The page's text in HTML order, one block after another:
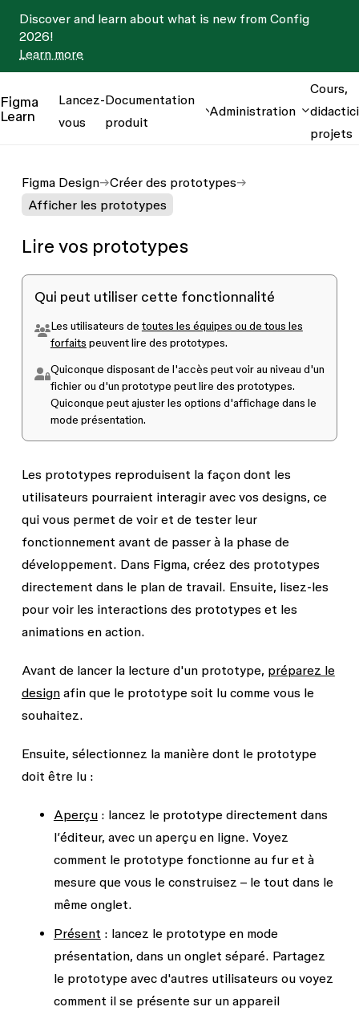
Discover and learn about what is new from Config
2026!
Learn more
Figma
Learn
Lancez-
vous
Documentation
produit
Administration
Cours,
projets
Figma Design
Créer des prototypes
Afficher les prototypes
Lire vos prototypes
Qui peut utiliser cette fonctionnalité
Les utilisateurs de toutes les équipes ou de tous les
forfaits peuvent lire des prototypes.
Quiconque disposant de l'accès peut voirau niveau d'un
fichier ou d'un prototype peut lire des prototypes.
Quiconque peut ajuster les options d'affichage dans le
mode présentation.
Les prototypes reproduisent la façon dont les
utilisateurs pourraient interagir avec vos designs, ce
qui vous permet de voir et de tester leur
fonctionnement avant de passer à la phase de
développement. Dans Figma, créez des prototypes
directement dans le plan de travail. Ensuite, lisez-les
pour voir les interactions des prototypes et les
animations en action.
Avant de lancer la lecture d'un prototype, préparez le
designafin que le prototype soit lu comme vous le
souhaitez.
Ensuite, sélectionnez la manière dont le prototype
doit être lu :
Aperçu: lancez le prototype directement dans
l’éditeur, avec un aperçu en ligne. Voyez
comment le prototype fonctionne au fur et à
mesure que vous le construisez – le tout dans le
même onglet.
Présent : lancez le prototype en mode
présentation, dans un onglet séparé. Partagez
le prototype avec d'autres utilisateurs ou voyez
comment il se présente sur un appareil